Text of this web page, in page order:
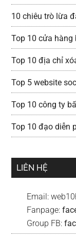
10 chiêu trò lừa
Top 10 cửa hàng
Top 10 địa chỉ
Top 5 website
Top 10 công ty
Top 10 đạo diễn
LIÊN HỆ
Email:
Fanpage:
Group FB: